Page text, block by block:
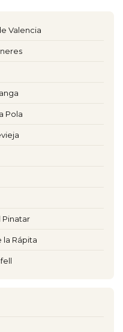
Valencia
Pola
Pinatar
la Rápita